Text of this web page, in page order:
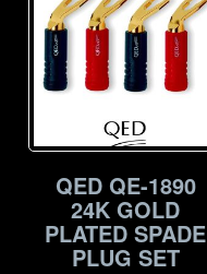
QED QE-1890
24K GOLD
PLATED SPADE
PLUG SET